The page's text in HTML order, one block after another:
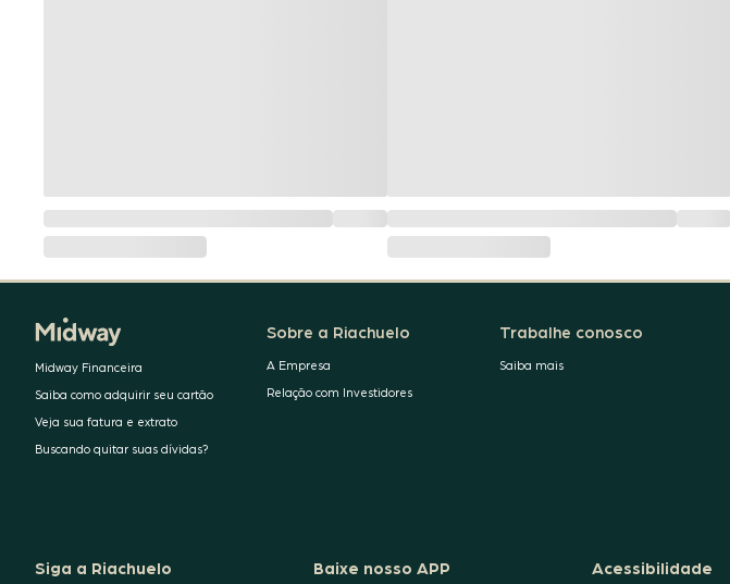
Midway Financeira
Saiba como adquirir seu cartão
Veja sua fatura e extrato
Buscando quitar suas dívidas?
Sobre a Riachuelo
A Empresa
Relação com Investidores
Trabalhe conosco
Saiba mais
Siga a Riachuelo Baixe nosso APP Acessibilidade